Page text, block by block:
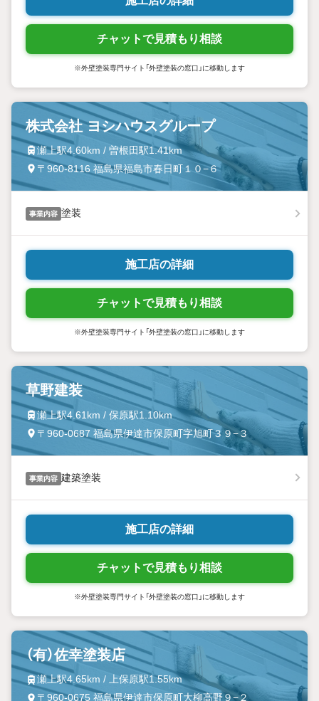
チャットで見積もり相談
※外壁塗装専門サイト「外壁塗装の窓口」に移動します
株式会社 ヨシハウスグループ
瀬上駅4.60km / 曽根田駅1.41km
〒960-8116 福島県福島市春日町１０−６
事業内容 塗装
施工店の詳細
チャットで見積もり相談
※外壁塗装専門サイト「外壁塗装の窓口」に移動します
草野建装
瀬上駅4.61km / 保原駅1.10km
〒960-0687 福島県伊達市保原町字旭町３９−３
事業内容 建築塗装
施工店の詳細
チャットで見積もり相談
※外壁塗装専門サイト「外壁塗装の窓口」に移動します
（有）佐幸塗装店
瀬上駅4.65km / 上保原駅1.55km
〒960-0675 福島県伊達市保原町大柳高野９−２